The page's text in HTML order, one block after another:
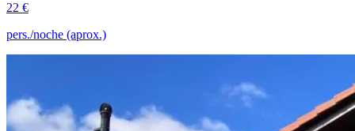
22 €
pers./noche (aprox.)